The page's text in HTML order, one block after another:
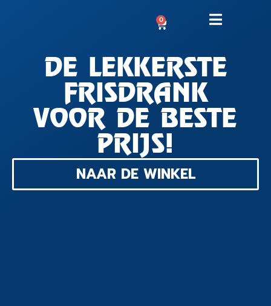
0
DE LEKKERSTE
FRISDRANK
VOOR DE BESTE
PRIJS!
NAAR DE WINKEL